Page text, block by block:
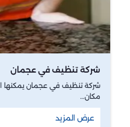
شركة تنظيف في عجمان
شركة تنظيف في عجمان يمكنها
مكان…
عرض المزيد